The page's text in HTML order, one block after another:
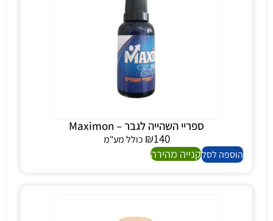
ספריי השהייה לגבר – Maximon
₪140
כולל מע"מ
הוספה לסלקנייה מהירה